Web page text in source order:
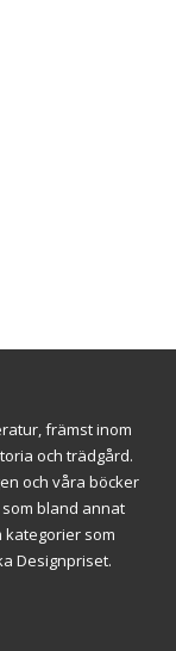
främst inom
och trädgård.
och våra böcker
bland annat
kategorier som
Designpriset.